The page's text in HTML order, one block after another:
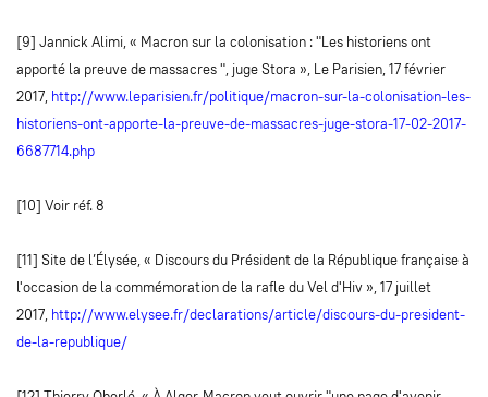
[9] Jannick Alimi, « Macron sur la colonisation : "Les historiens ont
apporté la preuve de massacres ", juge Stora », Le Parisien, 17 février
2017, http://www.leparisien.fr/politique/macron-sur-la-colonisation-les-
historiens-ont-apporte-la-preuve-de-massacres-juge-stora-17-02-2017-
6687714.php
[10] Voir réf. 8
[11] Site de l’Élysée, « Discours du Président de la République française à
l'occasion de la commémoration de la rafle du Vel d'Hiv », 17 juillet
2017, http://www.elysee.fr/declarations/article/discours-du-president-
de-la-republique/